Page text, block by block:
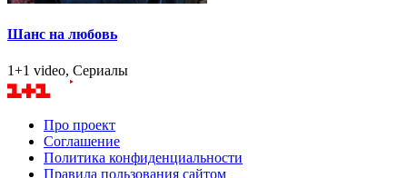
Шанс на любовь
1+1 video, Сериалы
Про проект
Соглашение
Политика конфиденциальности
Правила пользования сайтом